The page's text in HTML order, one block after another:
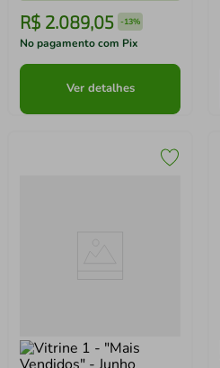
R$ 2.089,05 -13%
No pagamento com Pix
Ver detalhes